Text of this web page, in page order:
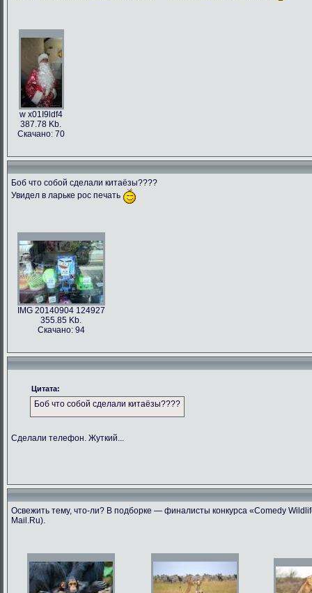
w x01I9ldf4
387.78 Kb.
Скачано: 70
Боб что собой сделали китаёзы????
Увидел в ларьке рос печать
IMG 20140904 124927
355.85 Kb.
Скачано: 94
Цитата:
Боб что собой сделали китаёзы????
Сделали телефон. Жуткий...
Освежить тему, что-ли? В подборке — финалисты конкурса «Comedy
Mail.Ru).